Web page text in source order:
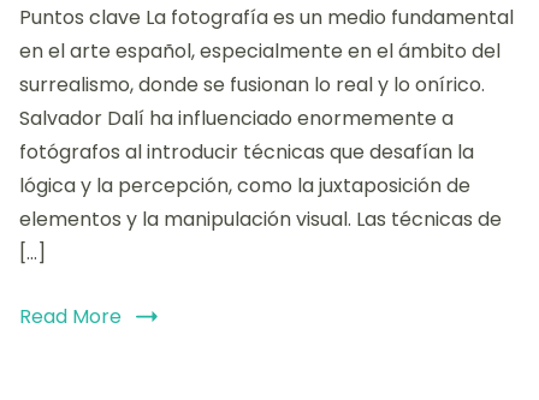
Puntos clave La fotografía es un medio fundamental
en el arte español, especialmente en el ámbito del
surrealismo, donde se fusionan lo real y lo onírico.
Salvador Dalí ha influenciado enormemente a
fotógrafos al introducir técnicas que desafían la
lógica y la percepción, como la juxtaposición de
elementos y la manipulación visual. Las técnicas de
[…]
Read More